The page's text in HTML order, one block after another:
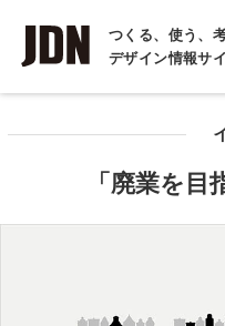
つくる、使う、
デザイン情報サ
INTERVIEW
インタビュー
「廃業を